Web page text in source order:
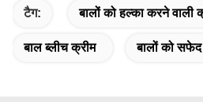
टैग: बालों को हल्का करने वाली
बाल ब्लीच क्रीम बालों को